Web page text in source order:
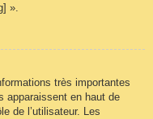
».
très importantes
apparaissent en haut de
de l’utilisateur. Les